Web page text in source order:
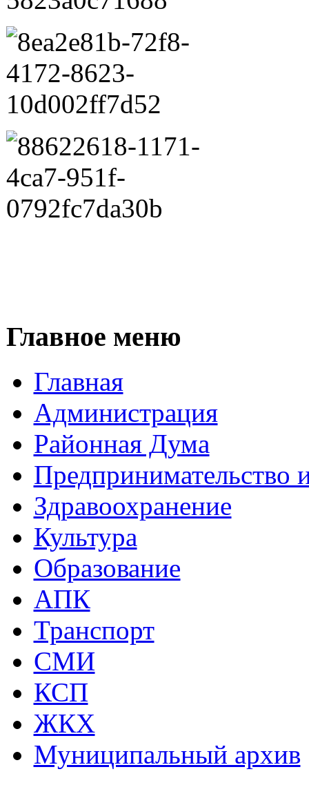
Главное меню
Главная
Администрация
Районная Дума
Предпринимательство
Здравоохранение
Культура
Образование
АПК
Транспорт
СМИ
КСП
ЖКХ
Муниципальный архив